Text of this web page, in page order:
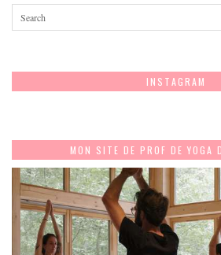
INSTAGRAM
MON SITE DE PROF DE YOGA